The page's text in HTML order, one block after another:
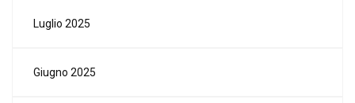
Luglio 2025
Giugno 2025